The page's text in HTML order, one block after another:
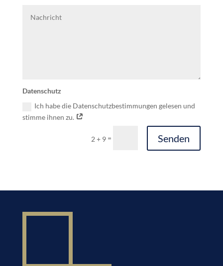
Datenschutz
Ich habe die Datenschutzbestimmungen gelesen und
stimme ihnen zu.
2 + 9 = Senden